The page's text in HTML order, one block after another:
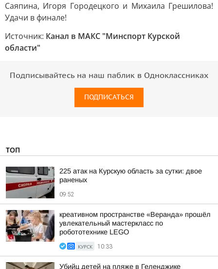
Саяпина, Игоря Городецкого и Михаила Грешилова!
Удачи в финале!
Источник: Канал в МАКС "Минспорт Курской
области"
Подписывайтесь на наш паблик в Одноклассниках
ПОДПИСАТЬСЯ
ТОП
225 атак на Курскую область за сутки: двое
раненых
09:52
креативном пространстве «Веранда» прошёл
увлекательный мастеркласс по
робототехнике LEGO
КУРСК 10:33
Убийц детей на пляже в Геленджике